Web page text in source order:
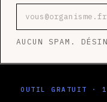
AUCUN SPAM.
OUTIL GRATUIT ·